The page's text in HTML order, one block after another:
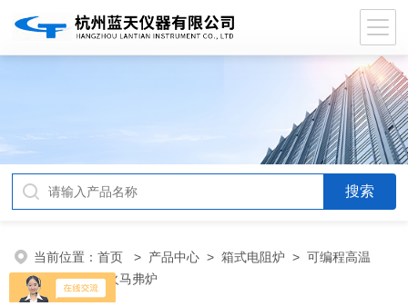
当前位置：首页 > 产品中心 >箱式电阻炉 >可编程高温
炉
> 金属淬火马弗炉